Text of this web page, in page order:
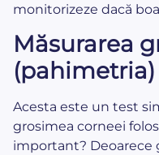
monitorizeze dacă
Măsurarea
(pahimetria)
Acesta este un test
grosimea corneei
important? Deoarece